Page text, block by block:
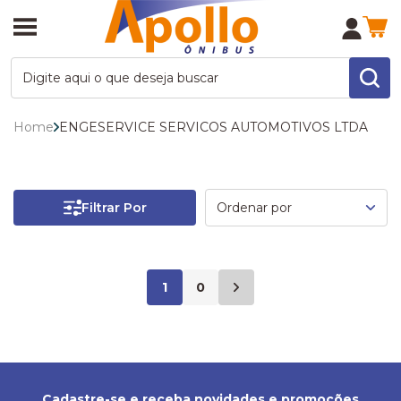
Home ENGESERVICE SERVICOS AUTOMOTIVOS LTDA
Filtrar Por
1 0